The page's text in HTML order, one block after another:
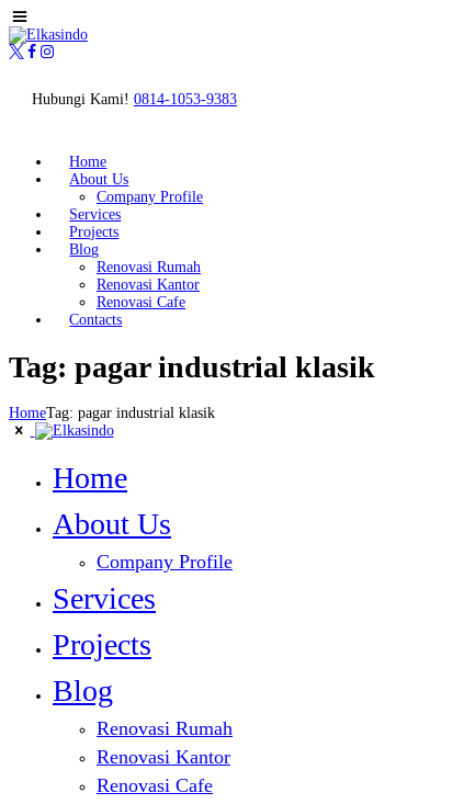
Hubungi Kami! 0814-1053-9383
Home
About Us
Company Profile
Services
Projects
Blog
Renovasi Rumah
Renovasi Kantor
Renovasi Cafe
Contacts
Tag: pagar industrial klasik
HomeTag: pagar industrial klasik
Home
About Us
Company Profile
Services
Projects
Blog
Renovasi Rumah
Renovasi Kantor
Renovasi Cafe